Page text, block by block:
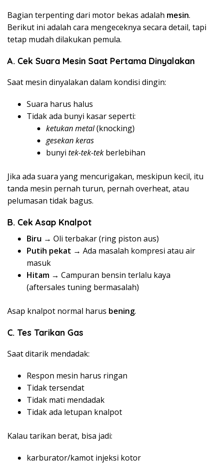
Bagian terpenting dari motor bekas adalah mesin.
Berikut ini adalah cara mengeceknya secara detail, tapi
tetap mudah dilakukan pemula.
A. Cek Suara Mesin Saat Pertama Dinyalakan
Saat mesin dinyalakan dalam kondisi dingin:
Suara harus halus
Tidak ada bunyi kasar seperti:
ketukan metal(knocking)
gesekan keras
bunyi tek-tek-tek berlebihan
Jika ada suara yang mencurigakan, meskipun kecil, itu
tanda mesin pernah turun, pernah overheat, atau
pelumasan tidak bagus.
B. Cek Asap Knalpot
Biru → Oli terbakar (ring piston aus)
Putih pekat → Ada masalah kompresi atau air
masuk
Hitam → Campuran bensin terlalu kaya
(aftersales tuning bermasalah)
Asap knalpot normal harus bening.
C. Tes Tarikan Gas
Saat ditarik mendadak:
Respon mesin harus ringan
Tidak tersendat
Tidak mati mendadak
Tidak ada letupan knalpot
Kalau tarikan berat, bisa jadi:
karburator/kamot injeksi kotor